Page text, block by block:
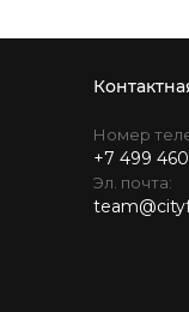
Номер
+7 499
Эл. почта: